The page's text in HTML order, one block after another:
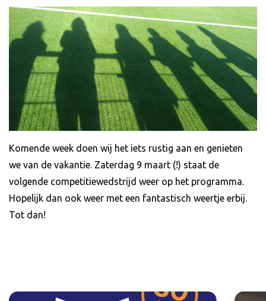
Komende week doen wij het iets rustig aan en genieten
we van de vakantie. Zaterdag 9 maart (!) staat de
volgende competitiewedstrijd weer op het programma.
Hopelijk dan ook weer met een fantastisch weertje erbij.
Tot dan!